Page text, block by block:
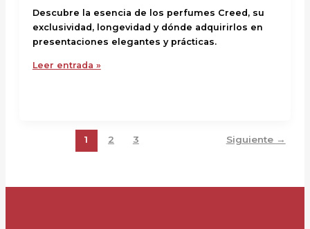
Descubre la esencia de los perfumes Creed, su
exclusividad, longevidad y dónde adquirirlos en
presentaciones elegantes y prácticas.
Leer entrada »
1 2 3 Siguiente →